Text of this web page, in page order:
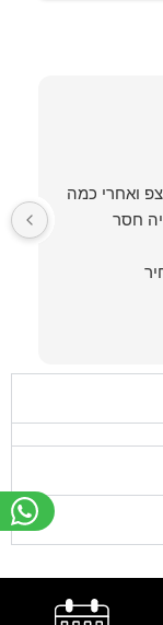
ואחרי כמה
חסר